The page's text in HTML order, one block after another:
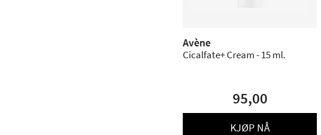
Avène
Cicalfate+ Cream - 15 ml.
95,00
KJØP NÅ